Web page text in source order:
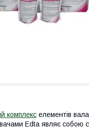
комплекс елементів
Edta являє собою